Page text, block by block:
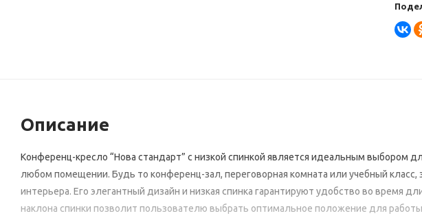
Описание
Конференц-кресло “Нова стандарт” с низкой спинкой является идеальным выбором
любом помещении. Будь то конференц-зал, переговорная комната или учебный
интерьера. Его элегантный дизайн и низкая спинка гарантируют удобство во время
наклона спинки позволит пользователю выбрать оптимальное положение для